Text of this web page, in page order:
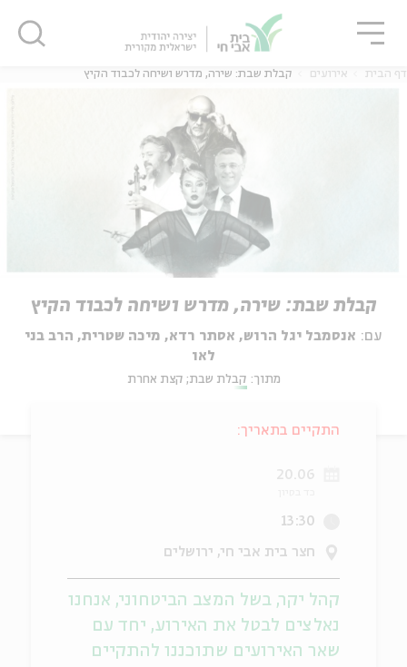
דף הבית אירועים קבלת שבת: שירה, מדרש ושיחה לכבוד הקיץ
קבלת שבת: שירה, מדרש ושיחה לכבוד הקיץ
עם: אנסמבל יגל הרוש, אסתר רדא, מיכה שטרית, הרב בני
לאו
מתוך: קבלת שבת; קצת אחרת
התקיים בתאריך:
20.06
13:30
חצר בית אבי חי, ירושלים
קהל יקר, בשל המצב הביטחוני, אנחנו
נאלצים לבטל את האירוע, יחד עם
שאר האירועים שתוכננו להתקיים
סגור